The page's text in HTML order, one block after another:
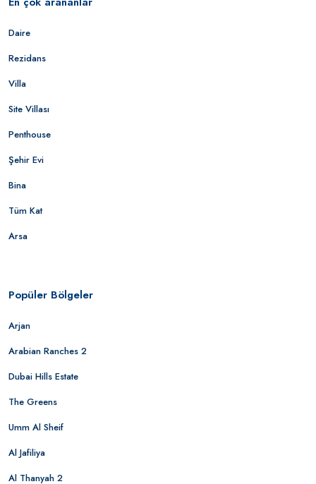
Daire
Rezidans
Villa
Site Villası
Penthouse
Şehir Evi
Bina
Tüm Kat
Arsa
Popüler Bölgeler
Arjan
Arabian Ranches 2
Dubai Hills Estate
The Greens
Umm Al Sheif
Al Jafiliya
Al Thanyah 2